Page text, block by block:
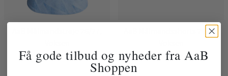
649,00 kr.
AaB Målmandsshorts 26/27,
249,00 kr.
Få gode tilbud og nyheder fra AaB
Shoppen